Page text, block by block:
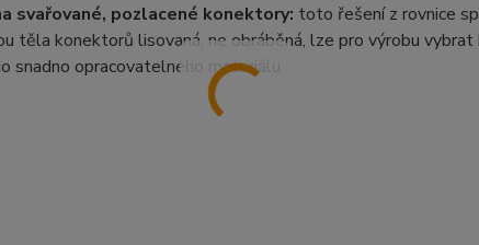
svařované, pozlacené konektory: toto řešení z rovnice
těla konektorů lisovaná, ne obráběná, lze pro výrobu
snadno opracovatelného materiálu.